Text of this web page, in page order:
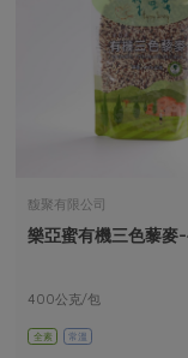
馥聚有限公司
樂亞蜜有機三色藜
400公克/包
全素 常溫